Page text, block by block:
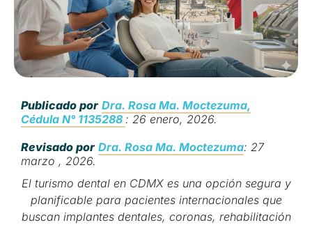
Publicado por Dra. Rosa Ma. Moctezuma,
Cédula N° 1135288 : 26 enero, 2026.
Revisado por Dra. Rosa Ma. Moctezuma: 27
marzo , 2026.
El turismo dental en CDMX es una opción segura y
planificable para pacientes internacionales que
buscan implantes dentales, coronas, rehabilitación